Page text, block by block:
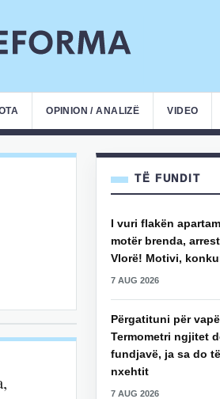
OPINION / ANALIZË VIDEO
TË FUNDIT
I vuri flakën
motër brenda,
Vlorë! Motivi,
7 AUG 2026
Përgatituni për
Termometri ngjitet
fundjavë, ja sa do
nxehtit
7 AUG 2026